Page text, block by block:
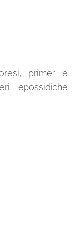
primer e
epossidiche